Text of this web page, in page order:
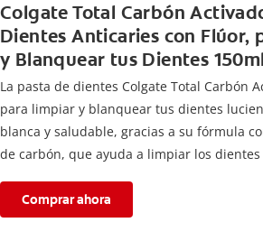
Colgate Total Carbón
Dientes Anticaries con Flúor,
y Blanquear tus Dientes 150ml
La pasta de dientes Colgate Total Carbón
para limpiar y blanquear tus dientes
blanca y saludable, gracias a su fórmula
de carbón, que ayuda a limpiar los
Comprar ahora